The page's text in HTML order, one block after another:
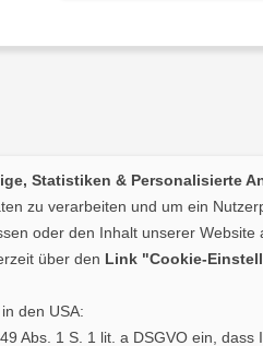
Statistiken & Personalisierte
zu verarbeiten und um ein
oder den Inhalt unserer
über den Link "Cookie-
den USA:
Abs. 1 S. 1 lit. a DSGVO ein,